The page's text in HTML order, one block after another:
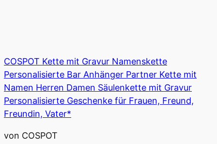
COSPOT Kette mit Gravur Namenskette
Personalisierte Bar Anhänger Partner Kette mit
Namen Herren Damen Säulenkette mit Gravur
Personalisierte Geschenke für Frauen, Freund,
Freundin, Vater*
von COSPOT